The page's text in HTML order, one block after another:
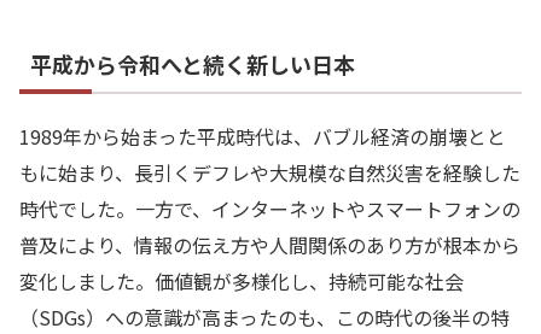
平成から令和へと続く新しい日本
1989年から始まった平成時代は、バブル経済の崩壊とと
もに始まり、長引くデフレや大規模な自然災害を経験した
時代でした。一方で、インターネットやスマートフォンの
普及により、情報の伝え方や人間関係のあり方が根本から
変化しました。価値観が多様化し、持続可能な社会
（SDGs）への意識が高まったのも、この時代の後半の特